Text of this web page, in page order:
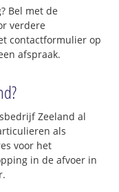
? Bel met de
verdere
contactformulier op
afspraak.
Zeeland al
als
voor het
in de afvoer in